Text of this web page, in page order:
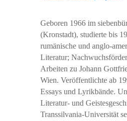
Geboren 1966 im
(Kronstadt), studierte bis
rumänische und anglo-
Literatur;
Arbeiten zu Johann
Wien. Veröffentlichte ab
Essays und Lyrikbände.
Literatur- und
Transsilvania-Universität